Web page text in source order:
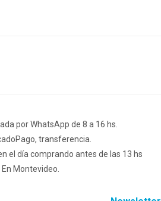
por WhatsApp de 8 a 16 hs.
transferencia.
el día comprando antes de las 13 hs
En Montevideo.